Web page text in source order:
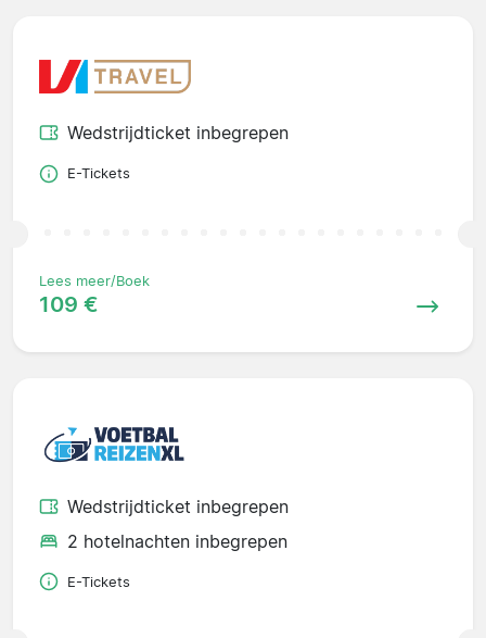
Wedstrijdticket inbegrepen
E-Tickets
Lees meer/Boek
109 €
Wedstrijdticket inbegrepen
2 hotelnachten inbegrepen
E-Tickets